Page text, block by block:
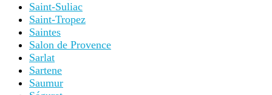
Saint-Suliac
Saint-Tropez
Saintes
Salon de Provence
Sarlat
Sartene
Saumur